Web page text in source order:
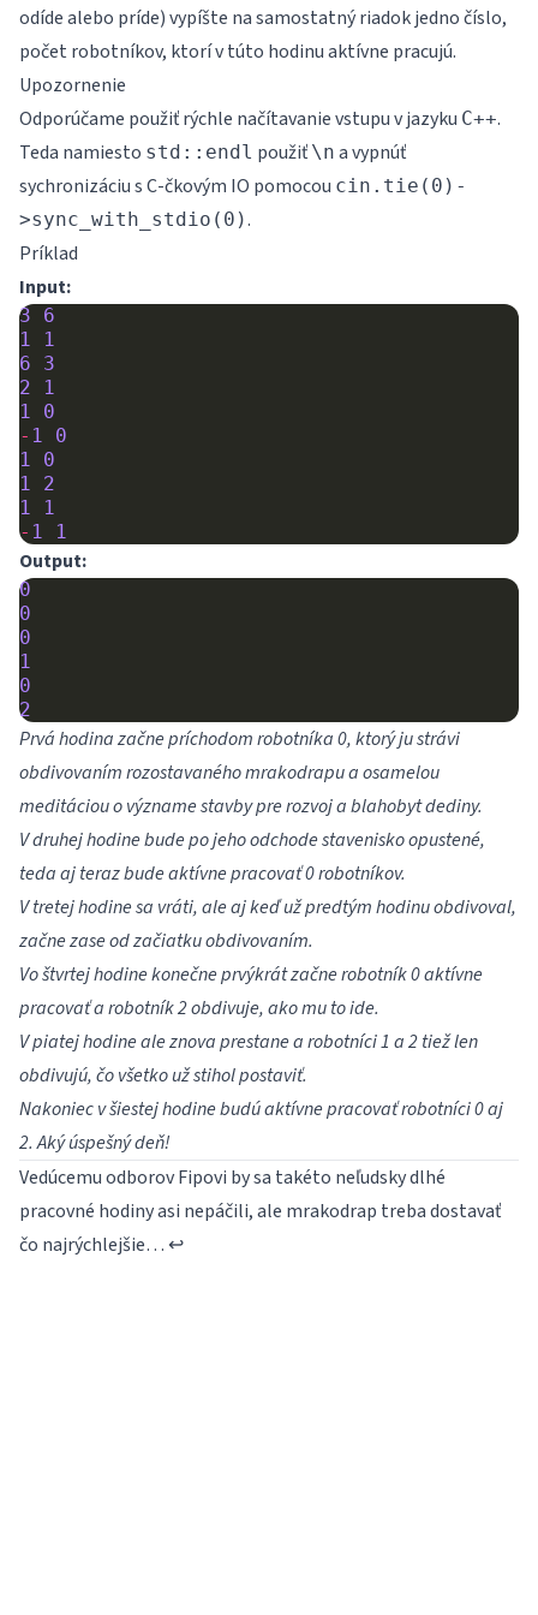
\leq
odíde alebo príde) vypíšte na samostatný riadok jedno číslo,
počet robotníkov, ktorí v túto hodinu aktívne pracujú.
Upozornenie
Odporúčame použiť rýchle načítavanie vstupu v jazyku C++.
Teda namiesto std::endl použiť \n a vypnúť
sychronizáciu s C-čkovým IO pomocou cin.tie(0)-
>sync_with_stdio(0).
Príklad
Input:
3
6
1
1
6
3
2
1
1
0
- 1
0
1
0
1
2
1
1
- 1 1
Output:
0
0
0
1
0
2
Prvá hodina začne príchodom robotníka 0, ktorý ju strávi
obdivovaním rozostavaného mrakodrapu a osamelou
meditáciou o význame stavby pre rozvoj a blahobyt dediny.
V druhej hodine bude po jeho odchode stavenisko opustené,
teda aj teraz bude aktívne pracovať 0 robotníkov.
V tretej hodine sa vráti, ale aj keď už predtým hodinu obdivoval,
začne zase od začiatku obdivovaním.
Vo štvrtej hodine konečne prvýkrát začne robotník 0 aktívne
pracovať a robotník 2 obdivuje, ako mu to ide.
V piatej hodine ale znova prestane a robotníci 1 a 2 tiež len
obdivujú, čo všetko už stihol postaviť.
Nakoniec v šiestej hodine budú aktívne pracovať robotníci 0 aj
2. Aký úspešný deň!
Vedúcemu odborov Fipovi by sa takéto neľudsky dlhé
pracovné hodiny asi nepáčili, ale mrakodrap treba dostavať
čo najrýchlejšie… ↩